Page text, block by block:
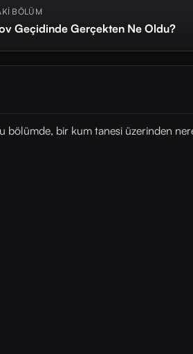
BÖLÜM
Geçidinde Gerçekten Ne Oldu?
bölümde, bir kum tanesi üzerinden